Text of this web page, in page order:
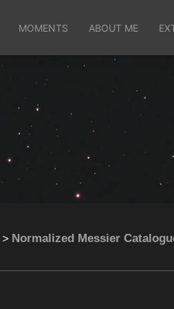
MOMENTS ABOUT ME
> Normalized Messier